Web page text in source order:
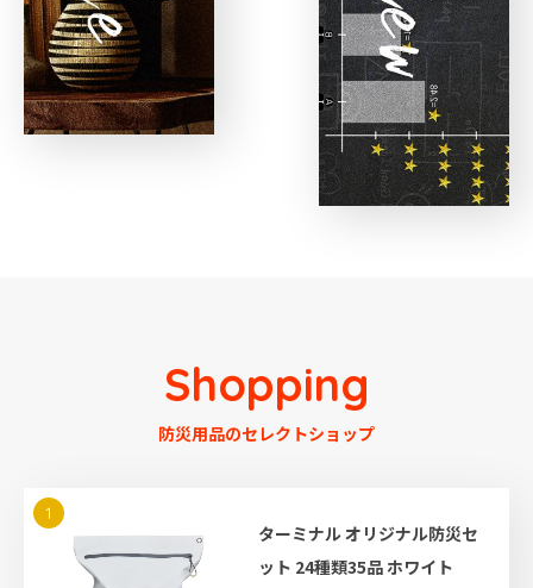
Shopping
防災用品のセレクトショップ
ターミナル オリジナル防災セ
ット 24種類35品 ホワイト
1